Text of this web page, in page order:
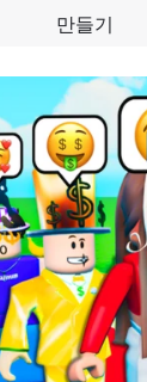
만들기